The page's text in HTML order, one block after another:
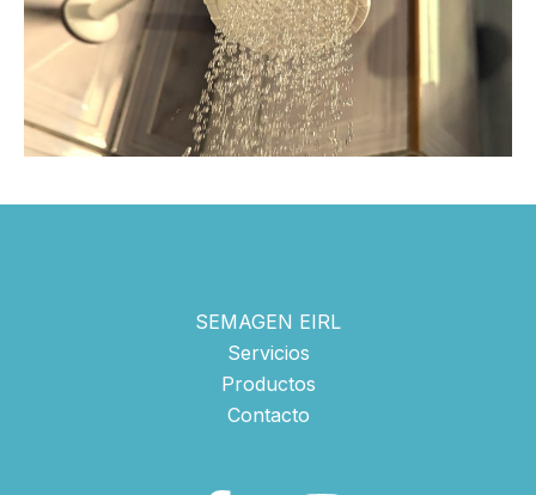
SEMAGEN EIRL
Servicios
Productos
Contacto